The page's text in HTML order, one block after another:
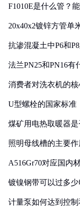
F1010E是什么管？
20x40x2镀锌方管单
抗渗混凝土中P6和
法兰PN25和PN16有
消费者对洗衣机的
U型螺栓的国家标准
煤矿用电热取暖器
照明母线槽的主要作
A516Gr70对应国内
镀镍钢带可以过多
计量泵如何达到控